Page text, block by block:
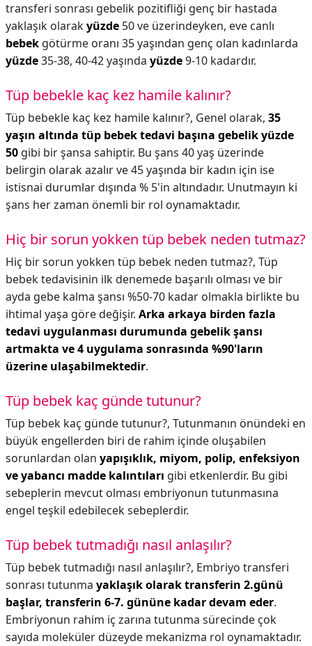
transferi sonrası gebelik pozitifliği genç bir hastada
yaklaşık olarakyüzde 50 ve üzerindeyken, eve canlı
bebek götürme oranı 35 yaşından genç olan kadınlarda
yüzde35-38, 40-42 yaşında yüzde9-10 kadardır.
Tüp bebekle kaç kez hamile kalınır?
Tüp bebekle kaç kez hamile kalınır?, Genel olarak, 35
yaşın altında tüp bebek tedavi başına gebelik yüzde
50 gibi bir şansa sahiptir. Bu şans 40 yaş üzerinde
belirgin olarak azalır ve 45 yaşında bir kadın için ise
istisnai durumlar dışında % 5'in altındadır. Unutmayın ki
şans her zaman önemli bir rol oynamaktadır.
Hiç bir sorun yokken tüp bebek neden tutmaz?
Hiç bir sorun yokken tüp bebek neden tutmaz?, Tüp
bebek tedavisinin ilk denemede başarılı olması ve bir
ayda gebe kalma şansı %50-70 kadar olmakla birlikte bu
ihtimal yaşa göre değişir. Arka arkaya birden fazla
tedavi uygulanması durumunda gebelik şansı
artmakta ve 4 uygulama sonrasında %90'ların
üzerine ulaşabilmektedir.
Tüp bebek kaç günde tutunur?
Tüp bebek kaç günde tutunur?, Tutunmanın önündeki en
büyük engellerden biri de rahim içinde oluşabilen
sorunlardan olan yapışıklık, miyom, polip, enfeksiyon
ve yabancı madde kalıntıları gibi etkenlerdir. Bu gibi
sebeplerin mevcut olması embriyonun tutunmasına
engel teşkil edebilecek sebeplerdir.
Tüp bebek tutmadığı nasıl anlaşılır?
Tüp bebek tutmadığı nasıl anlaşılır?, Embriyo transferi
sonrası tutunma yaklaşık olarak transferin 2.günü
başlar, transferin 6-7. gününe kadar devam eder.
Embriyonun rahim iç zarına tutunma sürecinde çok
sayıda moleküler düzeyde mekanizma rol oynamaktadır.